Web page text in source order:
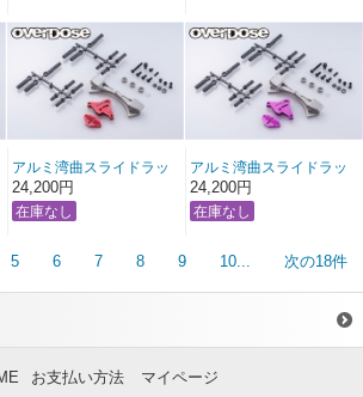
アルミ湾曲スライドラッ
クステアリングセット
Type-3 （For GALM シリ
ーズ / レッド）
24,200円
アルミ湾曲スライドラッ
クステアリングセット
Type-3 （For GALM シリ
ーズ / パープル）
24,200円
5 6 7 8 9 10... 次の18件
お支払い方法 マイページ